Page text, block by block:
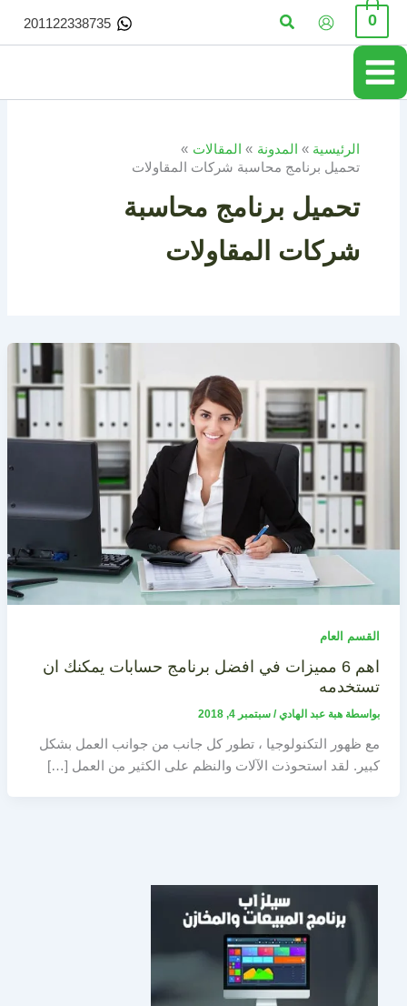
تخطي
المحتوى
0 البحث 201122338735
الرئيسية المدونة
المقالات
تحميل برنامج محاسبة شركات المقاولات
تحميل برنامج محاسبة
شركات المقاولات
القسم العام
اهم 6 مميزات في افضل برنامج حسابات يمكنك ان
تستخدمه
بواسطة هبة عبد الهادي/ سبتمبر 4, 2018
مع ظهور التكنولوجيا ، تطور كل جانب من جوانب العمل بشكل
كبير. لقد استحوذت الآلات والنظم على الكثير من العمل […]